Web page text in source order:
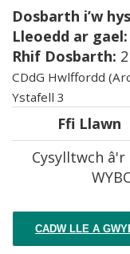
Dosbarth i’w
Lleoedd ar gael:
Rhif Dosbarth:
CDdG Hwlffordd
Ystafell 3
Ffi Llawn
Cysylltwch â'r
CADW LLE A